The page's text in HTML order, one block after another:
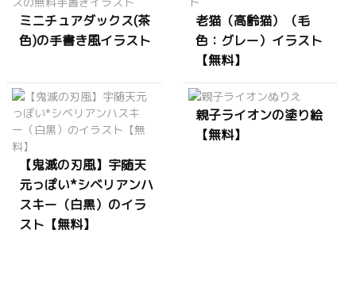
ミニチュアダックス(茶
色)の手書き風イラスト
老猫（高齢猫）（毛
色：グレー）イラスト
【無料】
【鬼滅の刃風】宇随天
元っぽい*シベリアンハ
スキー（白黒）のイラ
スト【無料】
親子ライオンの塗り絵
【無料】